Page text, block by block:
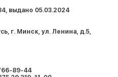
выдано 05.03.2024
г. Минcк, ул. Ленина, д.5,
89-44